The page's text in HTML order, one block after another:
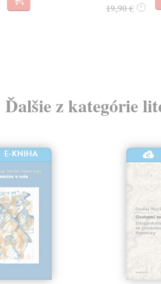
19,90 € ?
Ďalšie z kategórie
E-KNIHA